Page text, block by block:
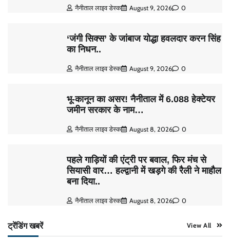
नैनीताल लाइव डेस्क August 9, 2026 0
‘जंगी सिक्स’ के जांबाज योद्धा हवलदार करन सिंह
का निधन..
नैनीताल लाइव डेस्क August 9, 2026 0
भू-कानून का असर! नैनीताल में 6.088 हेक्टेयर
जमीन सरकार के नाम…
नैनीताल लाइव डेस्क August 8, 2026 0
पहले गाड़ियों की एंट्री पर बवाल, फिर मंच से
सियासी वार… हल्द्वानी में खड़गे की रैली ने माहौल
बना दिया..
नैनीताल लाइव डेस्क August 8, 2026 0
ट्रेंडिंग खबरें View All